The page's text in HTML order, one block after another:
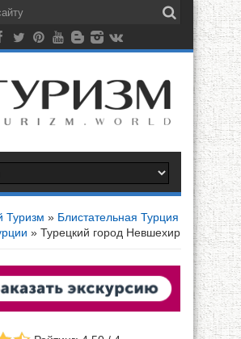
Туризм » Блистательная Турция
» Турецкий город Невшехир